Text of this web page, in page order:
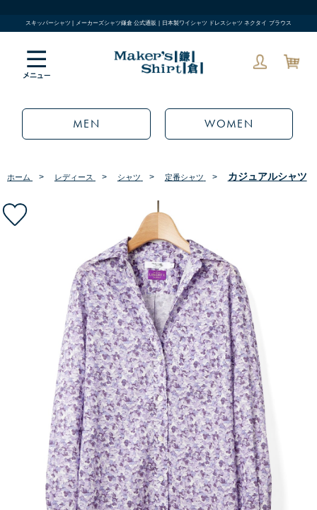
スキッパーシャツ | メーカーズシャツ鎌倉 公式通販 | 日本製ワイシャツ ドレスシャツ ネクタイ ブラウス
MEN WOMEN
ホーム > レディース > シャツ > 定番シャツ > カジュアルシャツ